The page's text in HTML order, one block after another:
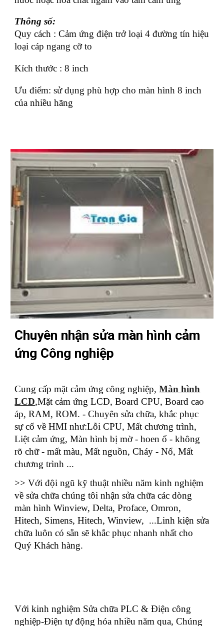
Thông số:
Quy cách : Cảm ứng điện trở loại 4 đường tín hiệu
loại cáp ngang cỡ to
Kích thước : 8 inch
Ưu điểm: sử dụng phù hợp cho màn hình 8 inch
của nhiều hãng
Chuyên nhận sửa màn hình cảm
ứng Công nghiệp
Cung cấp mặt cảm ứng công nghiệp,Màn hình
LCD,Mặt cảm ứng LCD, Board CPU, Board cao
áp, RAM, ROM. - Chuyên sửa chữa, khắc phục
sự cố về HMI như:Lỗi CPU, Mất chương trình,
Liệt cảm ứng, Màn hình bị mờ - hoen ố - không
rõ chữ - mất màu, Mất nguồn, Cháy - Nổ, Mất
chương trình ...
>> Với đội ngũ kỹ thuật nhiều năm kinh nghiệm
về sửa chữa chúng tôi nhận sửa chữa các dòng
màn hình Winview, Delta, Proface, Omron,
Hitech, Simens, Hitech, Winview, ...Linh kiện sửa
chữa luôn có sẵn sẽ khắc phục nhanh nhất cho
Quý Khách hàng.
Với kinh nghiệm Sửa chữa PLC & Điện công
nghiệp-Điện tự động hóa nhiều năm qua, Chúng